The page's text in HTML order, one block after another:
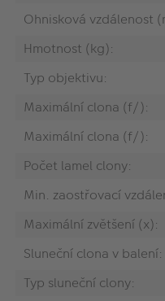
Ohnisková vzdálenost
Hmotnost (kg):
Typ objektivu:
Maximální clona (f/):
Maximální clona (f/):
Počet lamel clony:
Min. zaostřovací
Maximální zvětšení (x):
Sluneční clona v balení:
Typ sluneční clony: